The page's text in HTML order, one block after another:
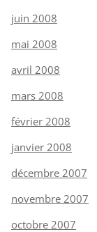
juin 2008
mai 2008
avril 2008
mars 2008
février 2008
janvier 2008
décembre 2007
novembre 2007
octobre 2007